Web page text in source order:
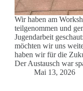
Wir haben am
teilgenommen und
Jugendarbeit
möchten wir uns
haben wir für die
Der Austausch war
Mai 13, 2026